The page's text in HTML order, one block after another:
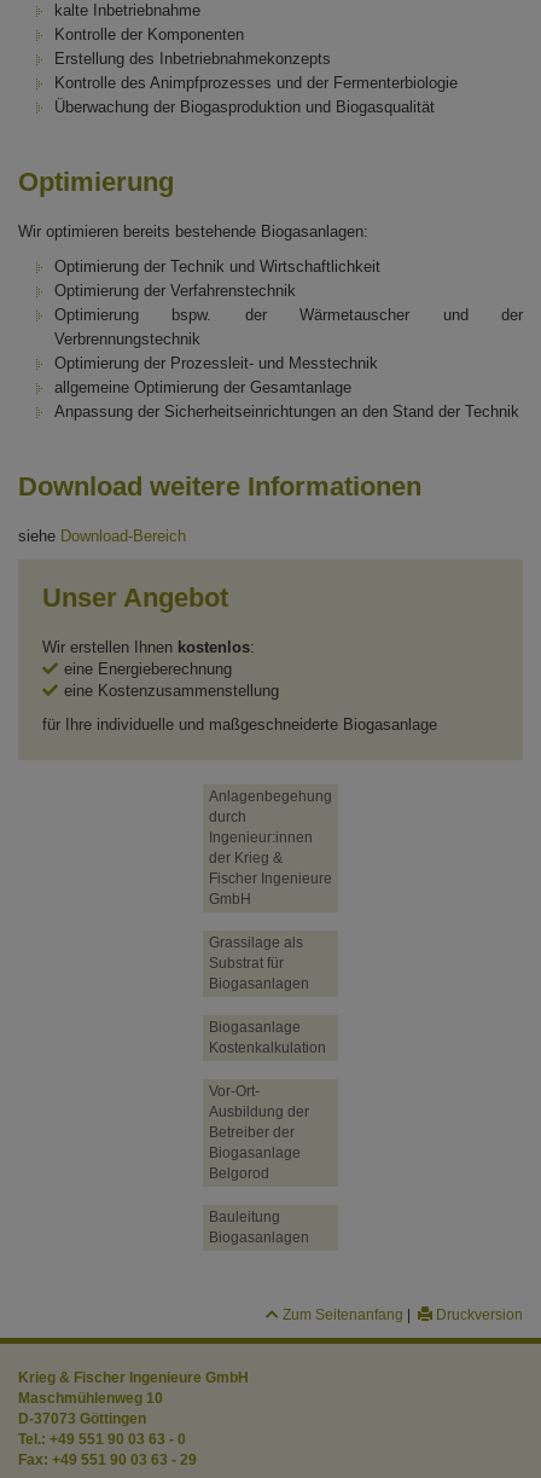
kalte Inbetriebnahme
Kontrolle der Komponenten
Erstellung des Inbetriebnahmekonzepts
Kontrolle des Animpfprozesses und der Fermenterbiologie
Überwachung der Biogasproduktion und Biogasqualität
Optimierung
Wir optimieren bereits bestehende Biogasanlagen:
Optimierung der Technik und Wirtschaftlichkeit
Optimierung der Verfahrenstechnik
Optimierung bspw. der Wärmetauscher und der
Verbrennungstechnik
Optimierung der Prozessleit- und Messtechnik
allgemeine Optimierung der Gesamtanlage
Anpassung der Sicherheitseinrichtungen an den Stand der Technik
Download weitere Informationen
siehe Download-Bereich
Unser Angebot
Wir erstellen Ihnen kostenlos:
eine Energieberechnung
eine Kostenzusammenstellung
für Ihre individuelle und maßgeschneiderte Biogasanlage
Anlagenbegehung
durch
Ingenieur:innen
der Krieg &
Fischer Ingenieure
GmbH
Grassilage als
Substrat für
Biogasanlagen
Biogasanlage
Kostenkalkulation
Vor-Ort-
Ausbildung der
Betreiber der
Biogasanlage
Belgorod
Bauleitung
Biogasanlagen
Zum Seitenanfang Druckversion
Krieg & Fischer Ingenieure GmbH
Maschmühlenweg 10
D-37073 Göttingen
Tel.: +49 551 90 03 63 - 0
Fax: +49 551 90 03 63 - 29